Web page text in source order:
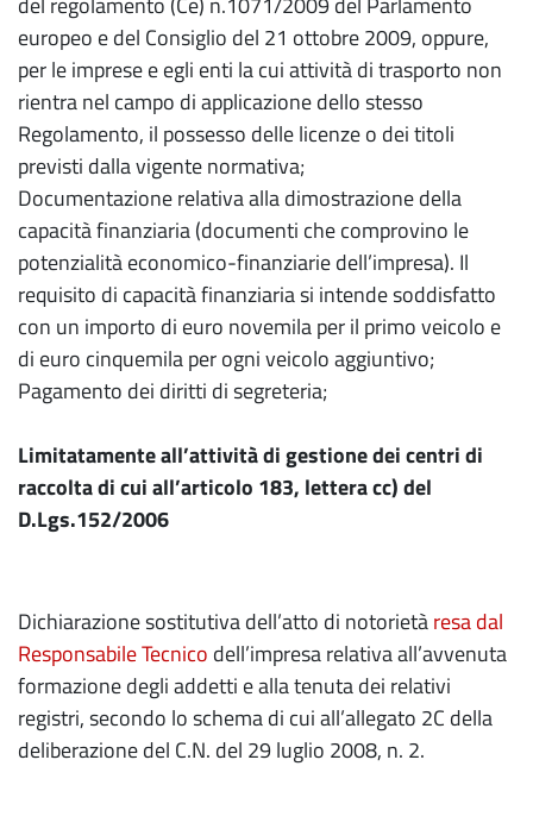
europeo e del Consiglio del 21 ottobre 2009, oppure,
per le imprese e egli enti la cui attività di trasporto non
rientra nel campo di applicazione dello stesso
Regolamento, il possesso delle licenze o dei titoli
previsti dalla vigente normativa;
Documentazione relativa alla dimostrazione della
capacità finanziaria (documenti che comprovino le
potenzialità economico-finanziarie dell’impresa). Il
requisito di capacità finanziaria si intende soddisfatto
con un importo di euro novemila per il primo veicolo e
di euro cinquemila per ogni veicolo aggiuntivo;
Pagamento dei diritti di segreteria;
Limitatamente all’attività di gestione dei centri di
raccolta di cuiall’articolo 183, lettera cc) del
D.Lgs.152/2006
Dichiarazione sostitutiva dell’atto di notorietàresa dal
Responsabile Tecnico dell’impresa relativa all’avvenuta
formazione degli addetti e alla tenuta dei relativi
registri, secondo lo schema di cui all’allegato 2C della
deliberazione del C.N. del 29 luglio 2008, n. 2.